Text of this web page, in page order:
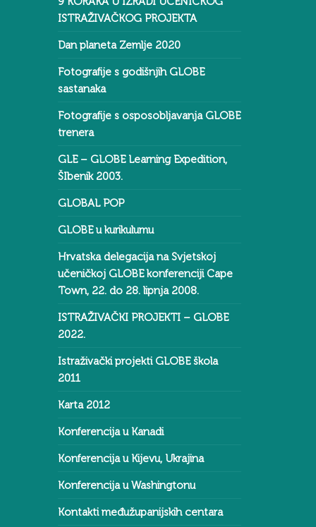
ISTRAŽIVAČKOG PROJEKTA
Dan planeta Zemlje 2020
Fotografije s godišnjih GLOBE
sastanaka
Fotografije s osposobljavanja GLOBE
trenera
GLE – GLOBE Learning Expedition,
ŠIbenik 2003.
GLOBAL POP
GLOBE u kurikulumu
Hrvatska delegacija na Svjetskoj
učeničkoj GLOBE konferenciji Cape
Town, 22. do 28. lipnja 2008.
ISTRAŽIVAČKI PROJEKTI – GLOBE
2022.
Istraživački projekti GLOBE škola
2011
Karta 2012
Konferencija u Kanadi
Konferencija u Kijevu, Ukrajina
Konferencija u Washingtonu
Kontakti međužupanijskih centara